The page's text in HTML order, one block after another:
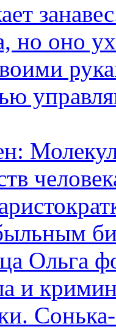
но оно
Ольга
и